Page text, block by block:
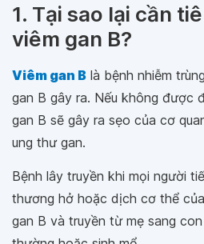
1. Tại sao lại cần
viêm gan B?
Viêm gan B là bệnh nhiễm
gan B gây ra. Nếu không được
gan B sẽ gây ra sẹo của cơ
ung thư gan.
Bệnh lây truyền khi mọi người
thương hở hoặc dịch cơ thể
gan B và truyền từ mẹ sang